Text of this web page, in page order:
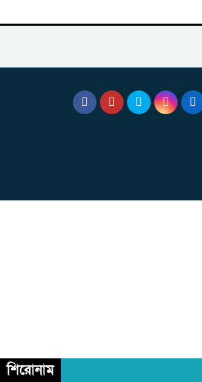
শিরোনাম